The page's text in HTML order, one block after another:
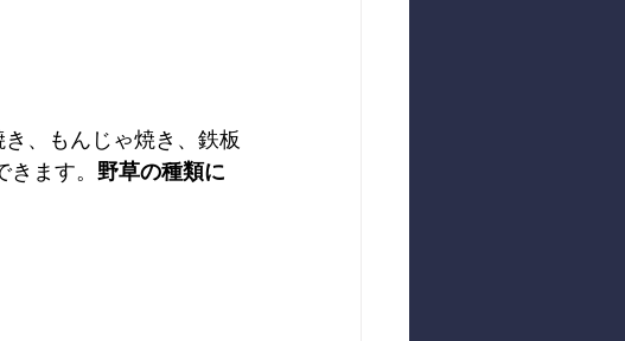
、もんじゃ焼き、鉄板
ます。 野草の種類に